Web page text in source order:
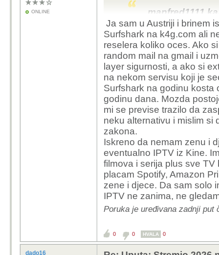
Zašto onda u
ne dijele? Ako nije
ONLINE
manfred1111
ovdje pise
a koje
https://real-
Kupi onda vpn
problem.
haha mislim da je
Ja sam u Austriji i brinem
Surfshark na k4g.com ali
reselera koliko oces. Ako
random mail na gmail i
layer sigurnosti, a ako si
na nekom servisu koji je
Surfshark na godinu kosta
godinu dana. Mozda
mi se previse trazilo da
neku alternativu i mislim si
zakona.
Iskreno da nemam zenu i
eventualno IPTV iz Kine.
filmova i serija plus sve
placam Spotify, Amazon
zene i djece. Da sam solo
IPTV ne zanima, ne
Poruka je uređivana zadnji put
0 0 HVALA 0
dado16